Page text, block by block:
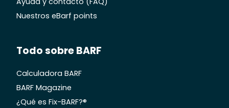
Nuestros eBarf points
Todo sobre BARF
Calculadora BARF
BARF Magazine
¿Qué es Fix-BARF?®